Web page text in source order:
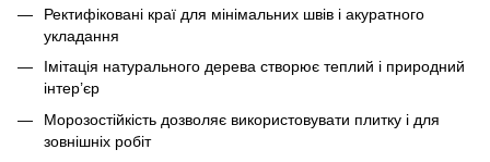
Ректифіковані краї для мінімальних швів і акуратного
укладання
Імітація натурального дерева створює теплий і природний
інтер’єр
Морозостійкість дозволяє використовувати плитку і для
зовнішніх робіт